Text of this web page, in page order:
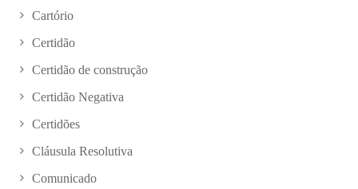
Cartório
Certidão
Certidão de construção
Certidão Negativa
Certidões
Cláusula Resolutiva
Comunicado